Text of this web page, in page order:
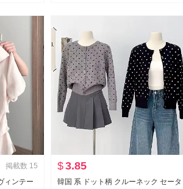
掲載数 15
ィンテー
$3.85
韓国 系 ドット柄 クルーネック セータ